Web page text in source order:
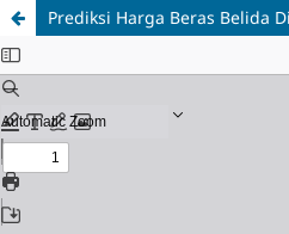
Prediksi Harga Beras Belida